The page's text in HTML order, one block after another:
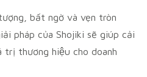
bất ngờ và vẹn tròn
pháp của Shojiki sẽ giúp cải
trị thương hiệu cho doanh